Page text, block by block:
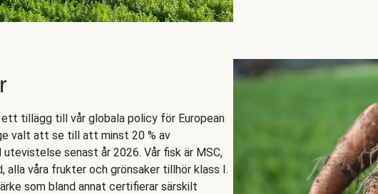
tillägg till vår globala policy för European
valt att se till att minst 20 % av
senast år 2026. Vår fisk är MSC,
alla våra frukter och grönsaker tillhör klass I.
som bland annat certifierar särskilt